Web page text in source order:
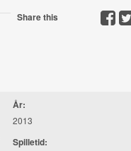
Share this
År:
2013
Spilletid: